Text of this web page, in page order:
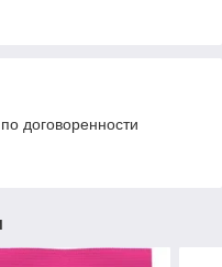
договоренности